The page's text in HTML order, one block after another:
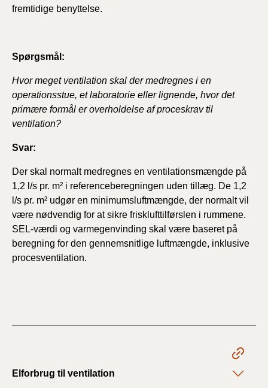
fremtidige benyttelse.
Spørgsmål:
Hvor meget ventilation skal der medregnes i en
operationsstue, et laboratorie eller lignende, hvor det
primære formål er overholdelse af proceskrav til
ventilation?
Svar:
Der skal normalt medregnes en ventilationsmængde på
1,2 l/s pr. m² i referenceberegningen uden tillæg. De 1,2
l/s pr. m² udgør en minimumsluftmængde, der normalt vil
være nødvendig for at sikre frisklufttilførslen i rummene.
SEL-værdi og varmegenvinding skal være baseret på
beregning for den gennemsnitlige luftmængde, inklusive
procesventilation.
Elforbrug til ventilation